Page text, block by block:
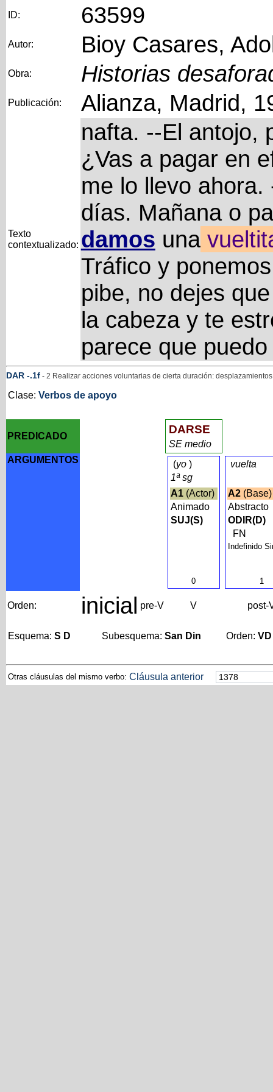
ID: 63599
Autor: Bioy Casares,
Obra: Historias
Publicación: Alianza, Madrid,
Texto
contextualizado:
nafta. --El antojo,
¿Vas a pagar en
me lo llevo
días. Mañana o
damos una
Tráfico y
pibe, no dejes
la cabeza y te
parece que
DAR -.1f- 2 Realizar acciones voluntarias de cierta duración: desplazamientos
Clase: Verbos de apoyo
PREDICADO
DARSE
SE medio
ARGUMENTOS
(yo)
1ª sg
A1(Actor)
Animado
SUJ(S)
0
vuelta
A2
Abstracto
ODIR(D)
FN
Indefinido
1
Orden: inicial pre-V V post-
Esquema: S D Subesquema: San Din Orden: VD
Otras cláusulas del mismo verbo: Cláusula anterior